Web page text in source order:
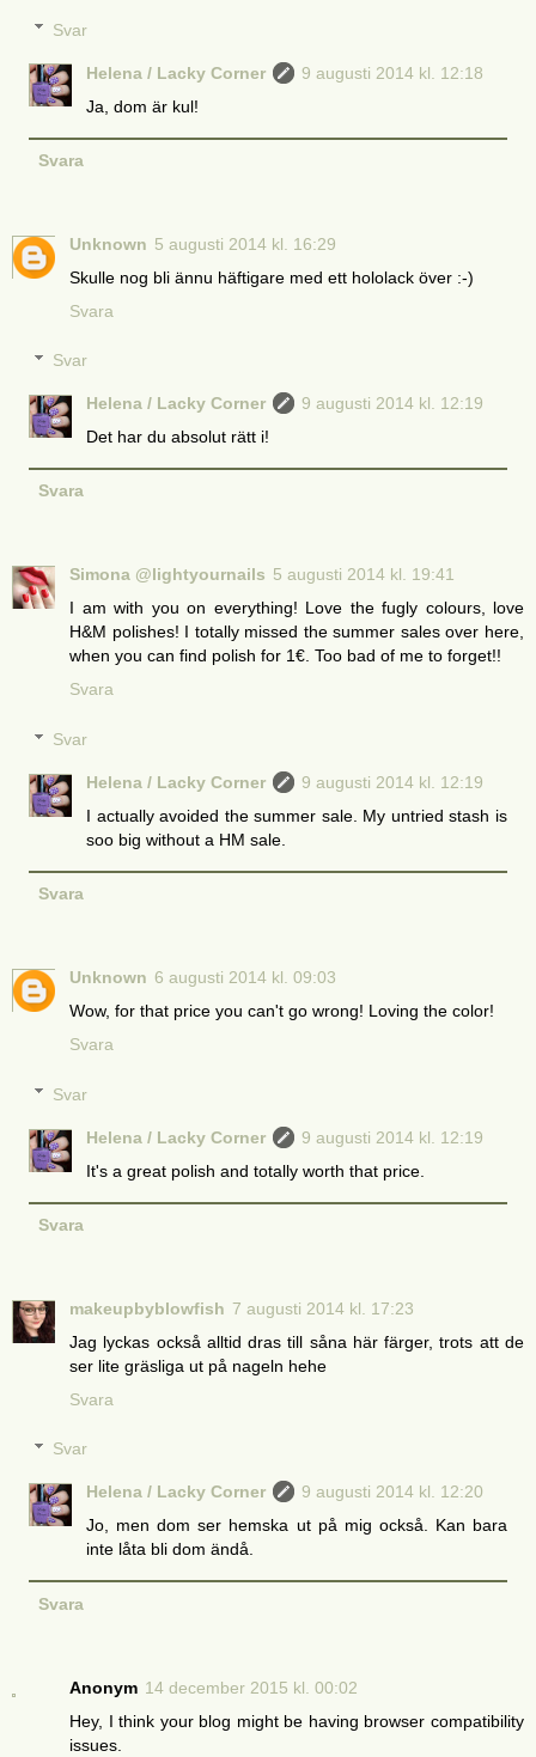
Svar
Helena / Lacky Corner
9 augusti 2014 kl. 12:18
Ja, dom är kul!
Svara
Unknown 5 augusti 2014 kl. 16:29
Skulle nog bli ännu häftigare med ett hololack över :-)
Svara
Svar
Helena / Lacky Corner
9 augusti 2014 kl. 12:19
Det har du absolut rätt i!
Svara
Simona @lightyournails 5 augusti 2014 kl. 19:41
I am with you on everything! Love the fugly colours, love
H&M polishes! I totally missed the summer sales over here,
when you can find polish for 1€. Too bad of me to forget!!
Svara
Svar
Helena / Lacky Corner
9 augusti 2014 kl. 12:19
I actually avoided the summer sale. My untried stash is
soo big without a HM sale.
Svara
Unknown 6 augusti 2014 kl. 09:03
Wow, for that price you can't go wrong! Loving the color!
Svara
Svar
Helena / Lacky Corner
9 augusti 2014 kl. 12:19
It's a great polish and totally worth that price.
Svara
makeupbyblowfish 7 augusti 2014 kl. 17:23
Jag lyckas också alltid dras till såna här färger, trots att de
ser lite gräsliga ut på nageln hehe
Svara
Svar
Helena / Lacky Corner
9 augusti 2014 kl. 12:20
Jo, men dom ser hemska ut på mig också. Kan bara
inte låta bli dom ändå.
Svara
Anonym 14 december 2015 kl. 00:02
Hey, I think your blog might be having browser compatibility
issues.